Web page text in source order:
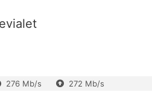
276 Mb/s 272 Mb/s